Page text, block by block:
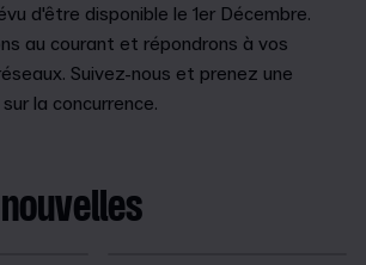
d'être disponible le 1er Décembre.
au courant et répondrons à vos
Suivez-nous et prenez une
la concurrence.